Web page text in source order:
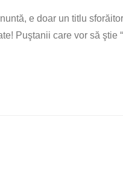
e doar un titlu
Puştanii care vor să